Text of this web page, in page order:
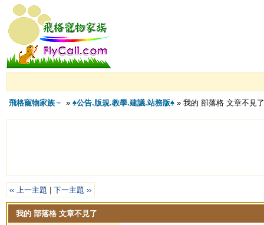
飛格寵物家族 » ♠公告.版規.教學.建議.站務版♠» 我的 部落格 文章不見了
‹‹ 上一主題 下一主題 ››
我的 部落格 文章不見了